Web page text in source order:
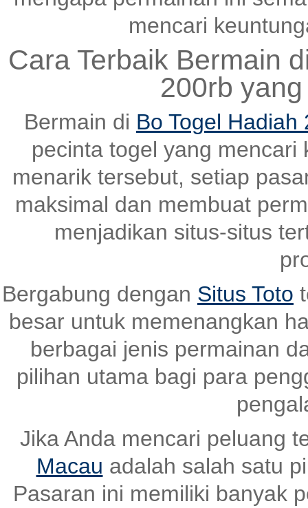
mencari
Cara Terbaik Bermain
200rb
Bermain di Bo Togel Hadiah
pecinta togel yang
menarik tersebut, setiap
maksimal dan membuat
menjadikan situs-situs
Bergabung dengan Situs Toto
besar untuk memenangkan
berbagai jenis permainan
pilihan utama bagi para
Jika Anda mencari peluang
Macau adalah salah satu
Pasaran ini memiliki banyak